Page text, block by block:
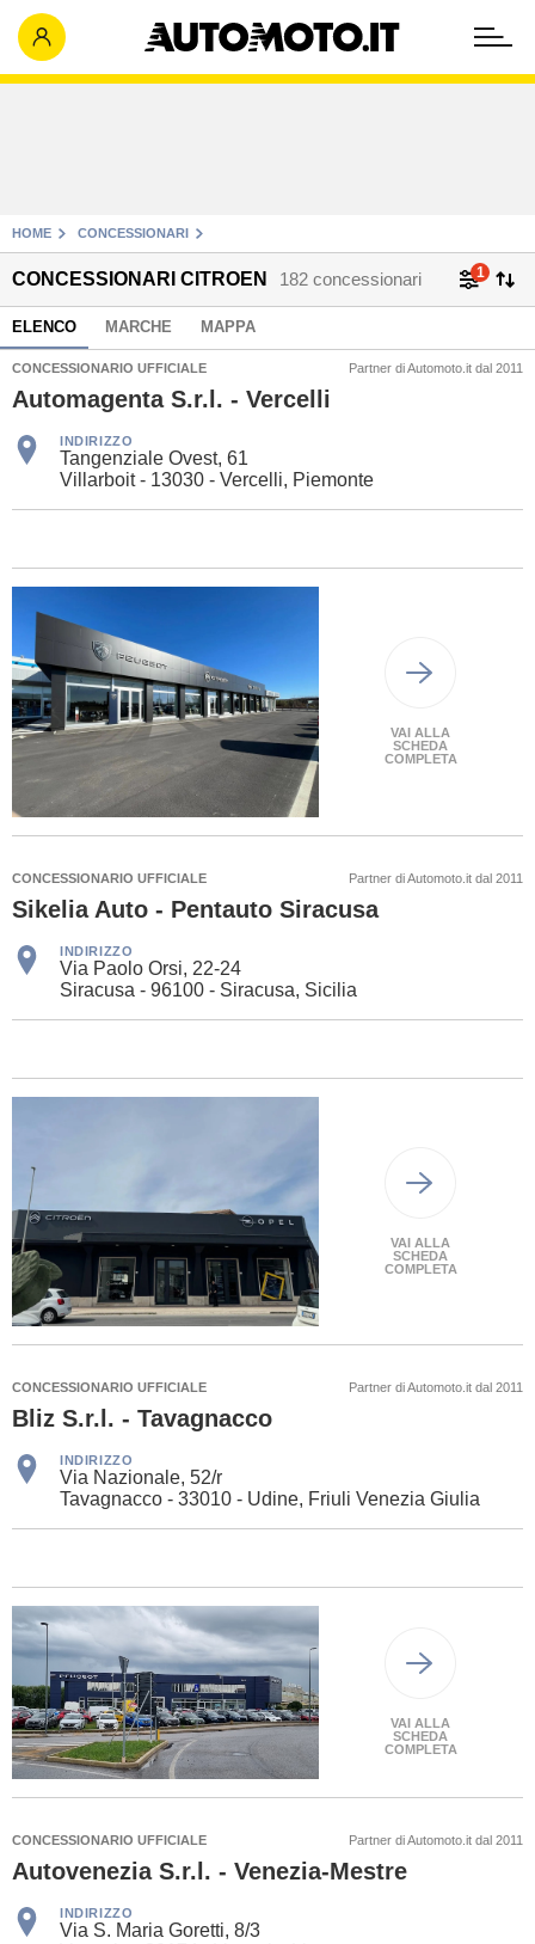
HOME CONCESSIONARI
CONCESSIONARI CITROEN 182 concessionari 1
ELENCO MARCHE MAPPA
CONCESSIONARIO UFFICIALE Partner di Automoto.it dal 2011
Automagenta S.r.l. - Vercelli
INDIRIZZO
Tangenziale Ovest, 61
Villarboit - 13030 - Vercelli, Piemonte
VAI ALLA
SCHEDA
COMPLETA
CONCESSIONARIO UFFICIALE Partner di Automoto.it dal 2011
Sikelia Auto - Pentauto Siracusa
INDIRIZZO
Via Paolo Orsi, 22-24
Siracusa - 96100 - Siracusa, Sicilia
VAI ALLA
SCHEDA
COMPLETA
CONCESSIONARIO UFFICIALE Partner di Automoto.it dal 2011
Bliz S.r.l. - Tavagnacco
INDIRIZZO
Via Nazionale, 52/r
Tavagnacco - 33010 - Udine, Friuli Venezia Giulia
VAI ALLA
SCHEDA
COMPLETA
CONCESSIONARIO UFFICIALE Partner di Automoto.it dal 2011
Autovenezia S.r.l. - Venezia-Mestre
INDIRIZZO
Via S. Maria Goretti, 8/3